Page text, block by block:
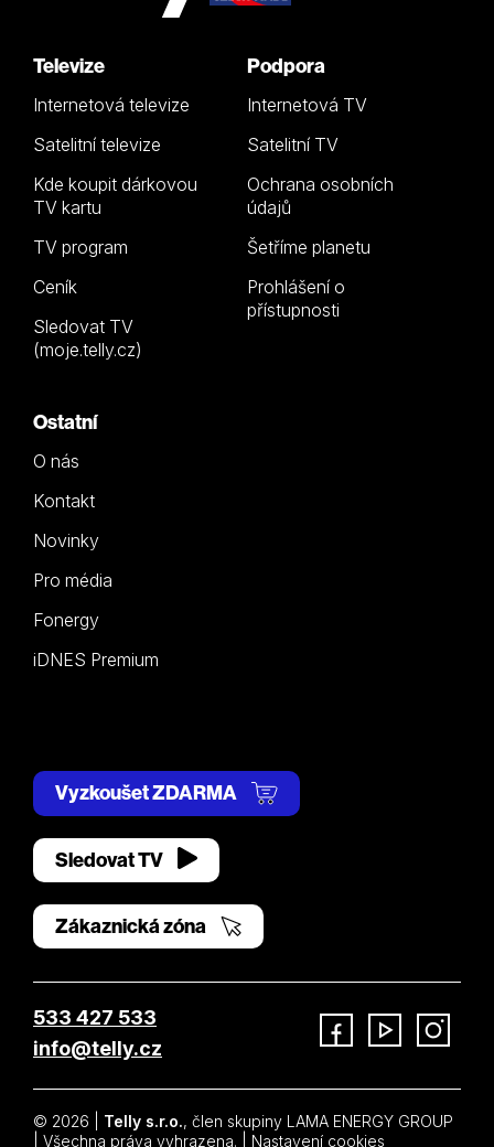
Televize
Internetová televize
Satelitní televize
Kde koupit dárkovou
TV kartu
TV program
Ceník
Sledovat TV
(moje.telly.cz)
Podpora
Internetová TV
Satelitní TV
Ochrana osobních
údajů
Šetříme planetu
Prohlášení o
přístupnosti
Ostatní
O nás
Kontakt
Novinky
Pro média
Fonergy
iDNES Premium
Vyzkoušet ZDARMA
Sledovat TV
Zákaznická zóna
533 427 533
info@telly.cz
© 2026 | Telly s.r.o., člen skupiny LAMA ENERGY GROUP
| Všechna práva vyhrazena. | Nastavení cookies